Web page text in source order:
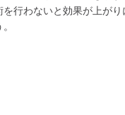
行わないと効果が上がり